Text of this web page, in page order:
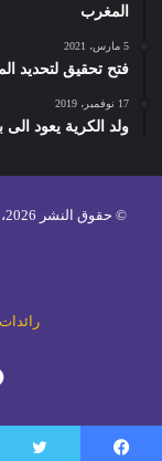
المغرب
5 مارس، 2021
فتح تحقيق لتحديد المتورطين
17 نوفمبر، 2019
ولد الكرية يعود
© حقوق النشر 2026، جميع الحقوق محفوظة لمجلة رائدات |
رائدات